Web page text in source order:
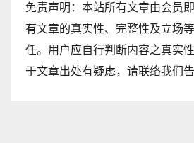
免责声明：本站所有文章由会员
有文章的真实性、完整性及立场
任。用户应自行判断内容之真实
于文章出处有疑虑，请联络我们